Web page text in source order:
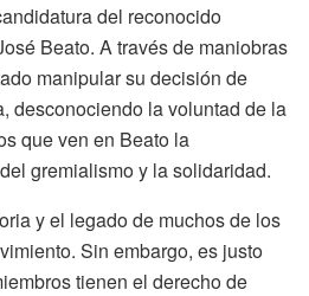
del reconocido
Beato. A través de maniobras
manipular su decisión de
desconociendo la voluntad de la
que ven en Beato la
gremialismo y la solidaridad.
y el legado de muchos de los
Sin embargo, es justo
tienen el derecho de